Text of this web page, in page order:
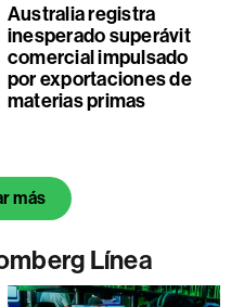
Australia registra
inesperado superávit
comercial impulsado
por exportaciones de
materias primas
más
Línea